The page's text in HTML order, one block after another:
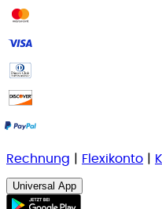
Rechnung Flexikonto
Universal App